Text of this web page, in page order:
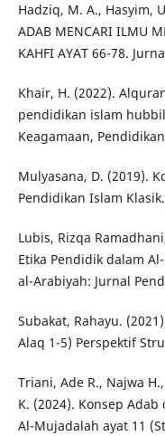
Hadziq, M. A., Hasyim,
ADAB MENCARI ILMU
KAHFI AYAT 66-78.
Khair, H. (2022).
pendidikan islam
Keagamaan,
Mulyasana, D. (2019).
Pendidikan Islam
Lubis, Rizqa
Etika Pendidik dalam
al-Arabiyah: Jurnal
Subakat, Rahayu.
Alaq 1-5) Perspektif
Triani, Ade R., Najwa
K. (2024). Konsep
Al-Mujadalah ayat 11